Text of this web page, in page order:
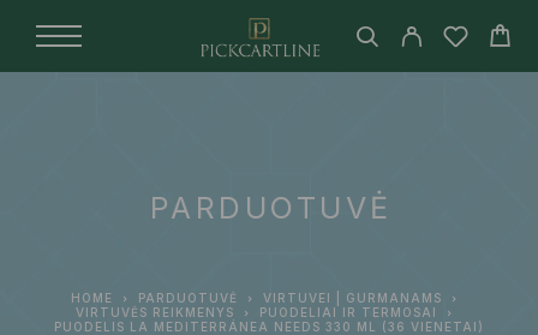
PARDUOTUVĖ
HOME PARDUOTUVĖ
VIRTUVEI | GURMANAMS
VIRTUVĖS REIKMENYS
PUODELIAI IR TERMOSAI
PUODELIS LA MEDITERRÁNEA NEEDS 330 ML (36 VIENETAI)